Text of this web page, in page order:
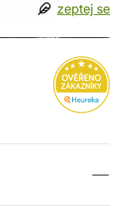
zeptej se